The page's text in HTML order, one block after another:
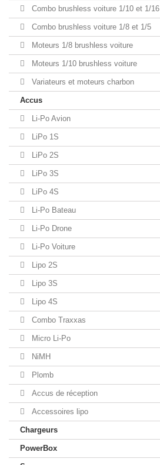
Combo brushless voiture 1/10 et 1/16
Combo brushless voiture 1/8 et 1/5
Moteurs 1/8 brushless voiture
Moteurs 1/10 brushless voiture
Variateurs et moteurs charbon
Accus
Li-Po Avion
LiPo 1S
LiPo 2S
LiPo 3S
LiPo 4S
Li-Po Bateau
Li-Po Drone
Li-Po Voiture
Lipo 2S
Lipo 3S
Lipo 4S
Combo Traxxas
Micro Li-Po
NiMH
Plomb
Accus de réception
Accessoires lipo
Chargeurs
PowerBox